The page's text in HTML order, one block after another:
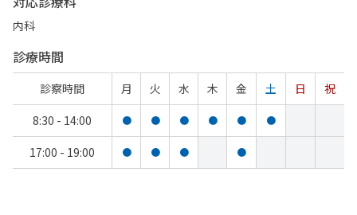
内科
診療時間
診察時間 月 火 水 木 金 土 日
祝
8:30 - 14:00
● ● ● ● ● ●
17:00 - 19:00 ● ● ● ●